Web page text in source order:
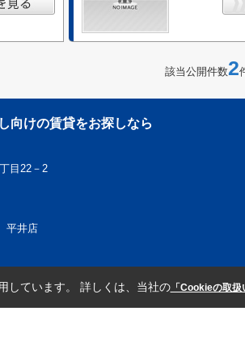
該当公開件数2
向けの賃貸をお探しなら
目22－2
平井店
しています。 詳しくは、当社の「Cookieの取扱